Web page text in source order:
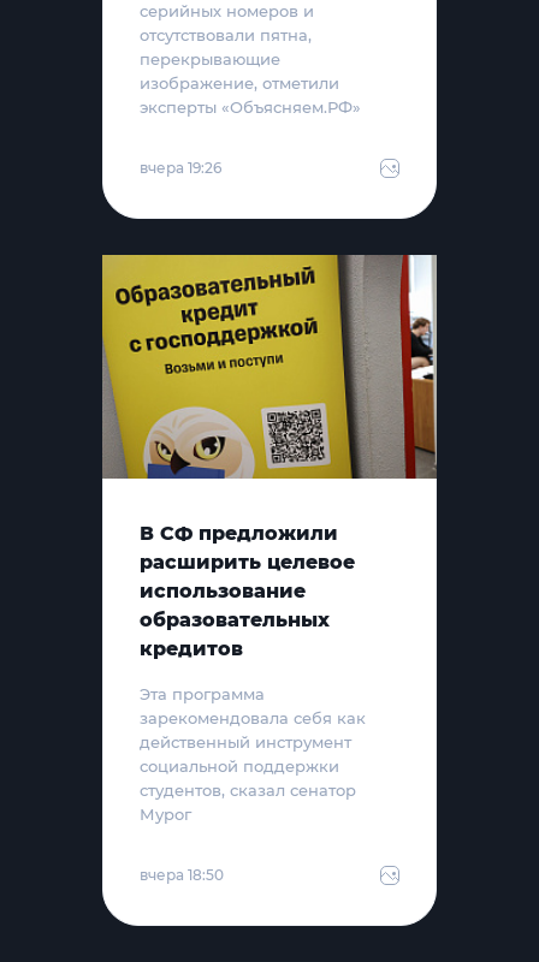
серийных номеров и
отсутствовали пятна,
перекрывающие
изображение, отметили
эксперты «Объясняем.РФ»
вчера 19:26
В СФ предложили
расширить целевое
использование
образовательных
кредитов
Эта программа
зарекомендовала себя как
действенный инструмент
социальной поддержки
студентов, сказал сенатор
Мурог
вчера 18:50